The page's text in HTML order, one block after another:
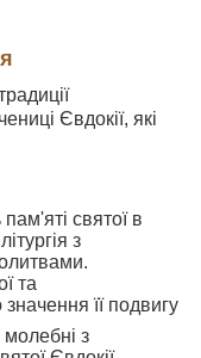
Євдокії, які
святої в
з
та
її подвигу
молебні з